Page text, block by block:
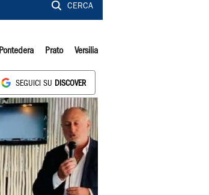
CERCA
Pontedera Prato Versilia
SEGUICI SU DISCOVER